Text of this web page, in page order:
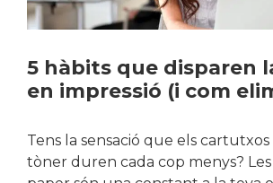
5 hàbits que disparen
en impressió (i com
Tens la sensació que els
tòner duren cada cop menys?